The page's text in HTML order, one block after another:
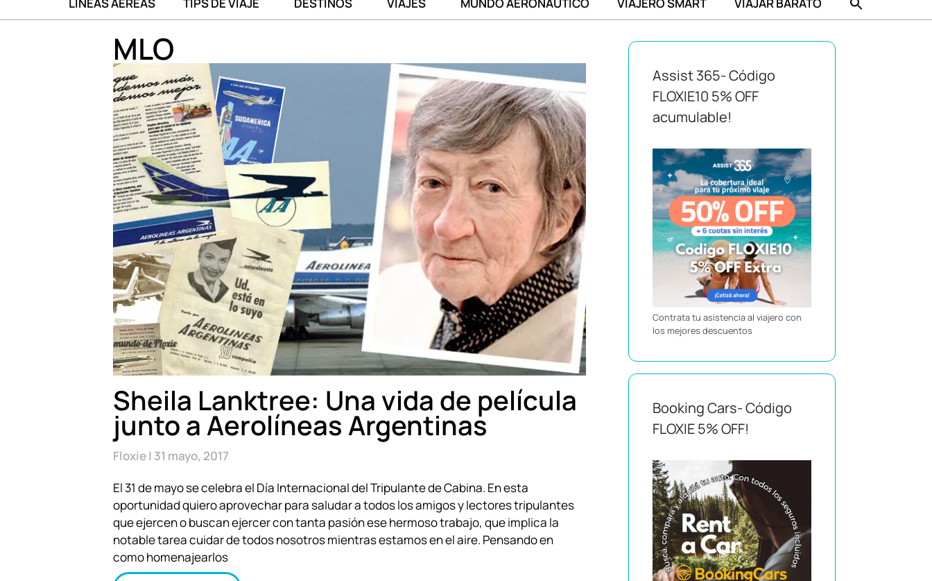
Assist 365- Código
FLOXIE10 5% OFF
acumulable!
Contrata tu asistencia al viajero con
los mejores descuentos
Booking Cars- Código
FLOXIE 5% OFF!
MLO
Sheila Lanktree: Una vida de película
junto a Aerolíneas Argentinas
Floxie 31 mayo, 2017
El 31 de mayo se celebra el Día Internacional del Tripulante de Cabina. En esta
oportunidad quiero aprovechar para saludar a todos los amigos y lectores tripulantes
que ejercen o buscan ejercer con tanta pasión ese hermoso trabajo, que implica la
notable tarea cuidar de todos nosotros mientras estamos en el aire. Pensando en
como homenajearlos